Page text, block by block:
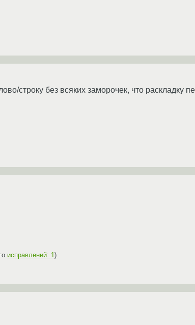
строку без всяких заморочек, что раскладку
исправлений: 1 )